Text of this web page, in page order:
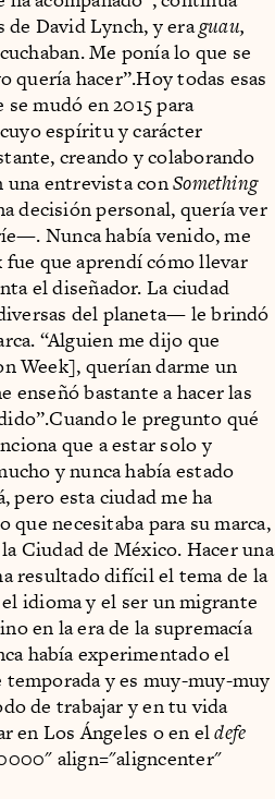
de David Lynch, y eraguau,
Me ponía lo que se
quería hacer”.Hoy todas esas
mudó en 2015 para
espíritu y carácter
creando y colaborando
una entrevista conSomething
decisión personal, quería ver
Nunca había venido, me
fue que aprendí cómo llevar
el diseñador. La ciudad
del planeta— le brindó
“Alguien me dijo que
Week], querían darme un
enseñó bastante a hacer las
le pregunto qué
que a estar solo y
y nunca había estado
pero esta ciudad me ha
necesitaba para su marca,
Ciudad de México. Hacer una
resultado difícil el tema de la
idioma y el ser un migrante
en la era de la supremacía
había experimentado el
y es muy-muy-muy
de trabajar y en tu vida
en Los Ángeles o en eldefe
align="aligncenter"